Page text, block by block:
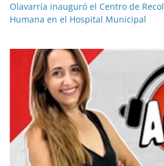
Olavarría inauguró el Centro de
Humana en el Hospital Municipal